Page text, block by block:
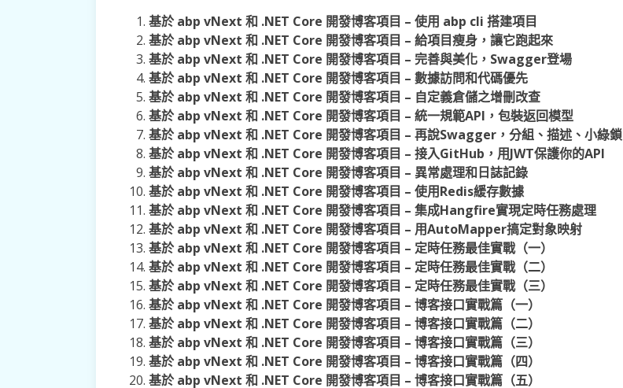
基於 abp vNext 和 .NET Core 開發博客項目 – 使用 abp cli 搭建項目
基於 abp vNext 和 .NET Core 開發博客項目 – 給項目瘦身，讓它跑起來
基於 abp vNext 和 .NET Core 開發博客項目 – 完善與美化，Swagger登場
基於 abp vNext 和 .NET Core 開發博客項目 – 數據訪問和代碼優先
基於 abp vNext 和 .NET Core 開發博客項目 – 自定義倉儲之增刪改查
基於 abp vNext 和 .NET Core 開發博客項目 – 統一規範API，包裝返回模型
基於 abp vNext 和 .NET Core 開發博客項目 – 再說Swagger，分組、描述、小綠鎖
基於 abp vNext 和 .NET Core 開發博客項目 – 接入GitHub，用JWT保護你的API
基於 abp vNext 和 .NET Core 開發博客項目 – 異常處理和日誌記錄
基於 abp vNext 和 .NET Core 開發博客項目 – 使用Redis緩存數據
基於 abp vNext 和 .NET Core 開發博客項目 – 集成Hangfire實現定時任務處理
基於 abp vNext 和 .NET Core 開發博客項目 – 用AutoMapper搞定對象映射
基於 abp vNext 和 .NET Core 開發博客項目 – 定時任務最佳實戰（一）
基於 abp vNext 和 .NET Core 開發博客項目 – 定時任務最佳實戰（二）
基於 abp vNext 和 .NET Core 開發博客項目 – 定時任務最佳實戰（三）
基於 abp vNext 和 .NET Core 開發博客項目 – 博客接口實戰篇（一）
基於 abp vNext 和 .NET Core 開發博客項目 – 博客接口實戰篇（二）
基於 abp vNext 和 .NET Core 開發博客項目 – 博客接口實戰篇（三）
基於 abp vNext 和 .NET Core 開發博客項目 – 博客接口實戰篇（四）
基於 abp vNext 和 .NET Core 開發博客項目 – 博客接口實戰篇（五）